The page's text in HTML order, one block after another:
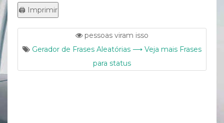
pessoas viram isso
Gerador de Frases Aleatórias ⟶ Veja mais Frases
para status